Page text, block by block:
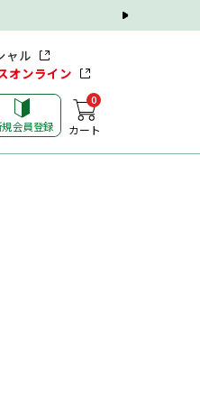
ャル
オンライン
会員登録
0
カート